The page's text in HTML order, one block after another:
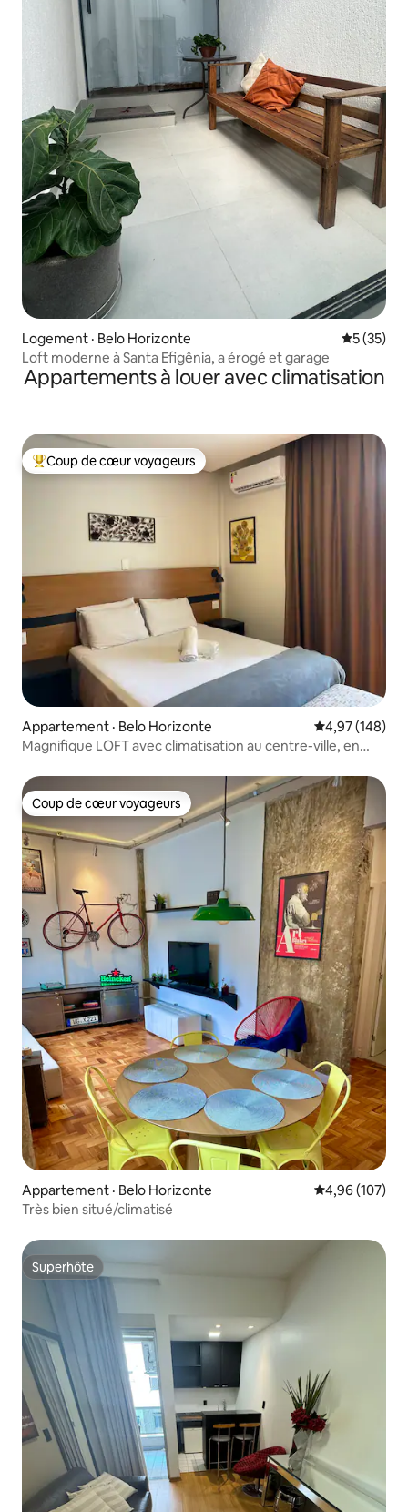
Logement · Belo Horizonte Note
5 (35)
Loft moderne à Santa Efigênia, a érogé et garage
Appartements à louer avec climatisation
Coup de cœur voyageurs parmi les plus aimés
Coup de cœur voyageurs
Appartement · Belo Horizonte Note
4,97 (148)
Magnifique LOFT avec climatisation au centre-ville, en
Coup de cœur voyageurs
Coup de cœur voyageurs
Appartement · Belo Horizonte Note
4,96 (107)
Très bien situé/climatisé
Superhôte
Superhôte